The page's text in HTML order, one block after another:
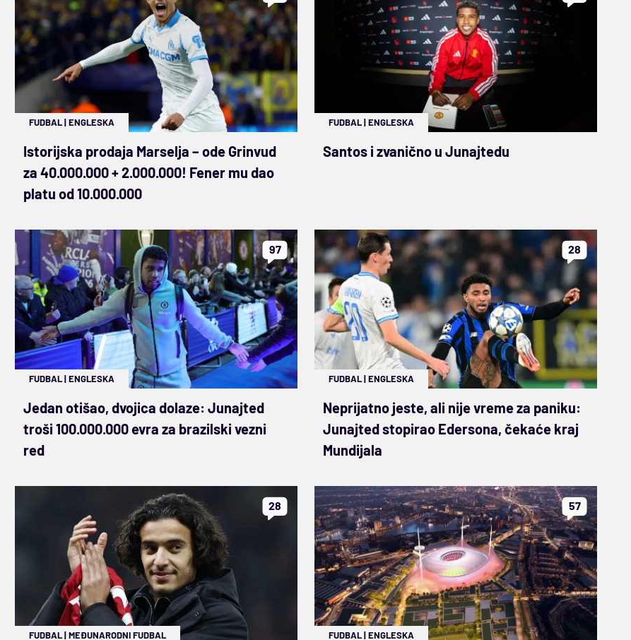
FUDBAL|ENGLESKA
Istorijska prodaja Marselja – ode Grinvud
za 40.000.000 + 2.000.000! Fener mu dao
platu od 10.000.000
FUDBAL|ENGLESKA
Santos i zvanično u Junajtedu
97
FUDBAL|ENGLESKA
Jedan otišao, dvojica dolaze: Junajted
troši 100.000.000 evra za brazilski vezni
red
28
FUDBAL|ENGLESKA
Neprijatno jeste, ali nije vreme za paniku:
Junajted stopirao Edersona, čekaće kraj
Mundijala
28
FUDBAL|MEĐUNARODNI FUDBAL
57
FUDBAL|ENGLESKA